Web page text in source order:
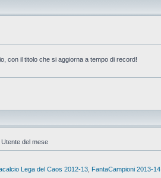
con il titolo che si aggiorna a tempo di record!
del mese
Lega del Caos 2012-13 FantaCampioni 2013-14